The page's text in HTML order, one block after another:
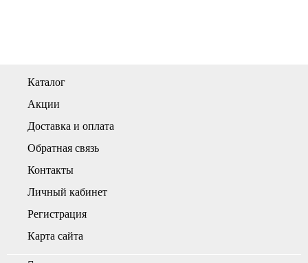
Каталог
Акции
Доставка и оплата
Обратная связь
Контакты
Личный кабинет
Регистрация
Карта сайта